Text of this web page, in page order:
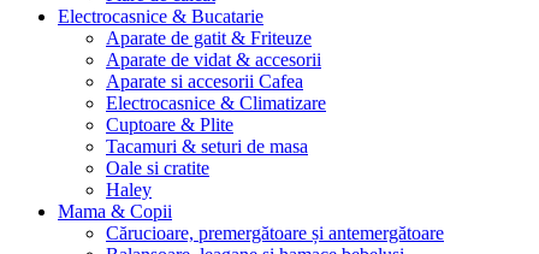
Electrocasnice & Bucatarie
Aparate de gatit & Friteuze
Aparate de vidat & accesorii
Aparate si accesorii Cafea
Electrocasnice & Climatizare
Cuptoare & Plite
Tacamuri & seturi de masa
Oale si cratite
Haley
Mama & Copii
Cărucioare, premergătoare și antemergătoare